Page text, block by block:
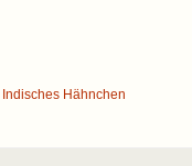
Indisches Hähnchen